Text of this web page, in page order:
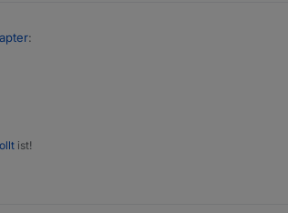
:
mitgeben wegen der Neueingabe des
es bei den Änderungen wo ihr es seht auch
ist!